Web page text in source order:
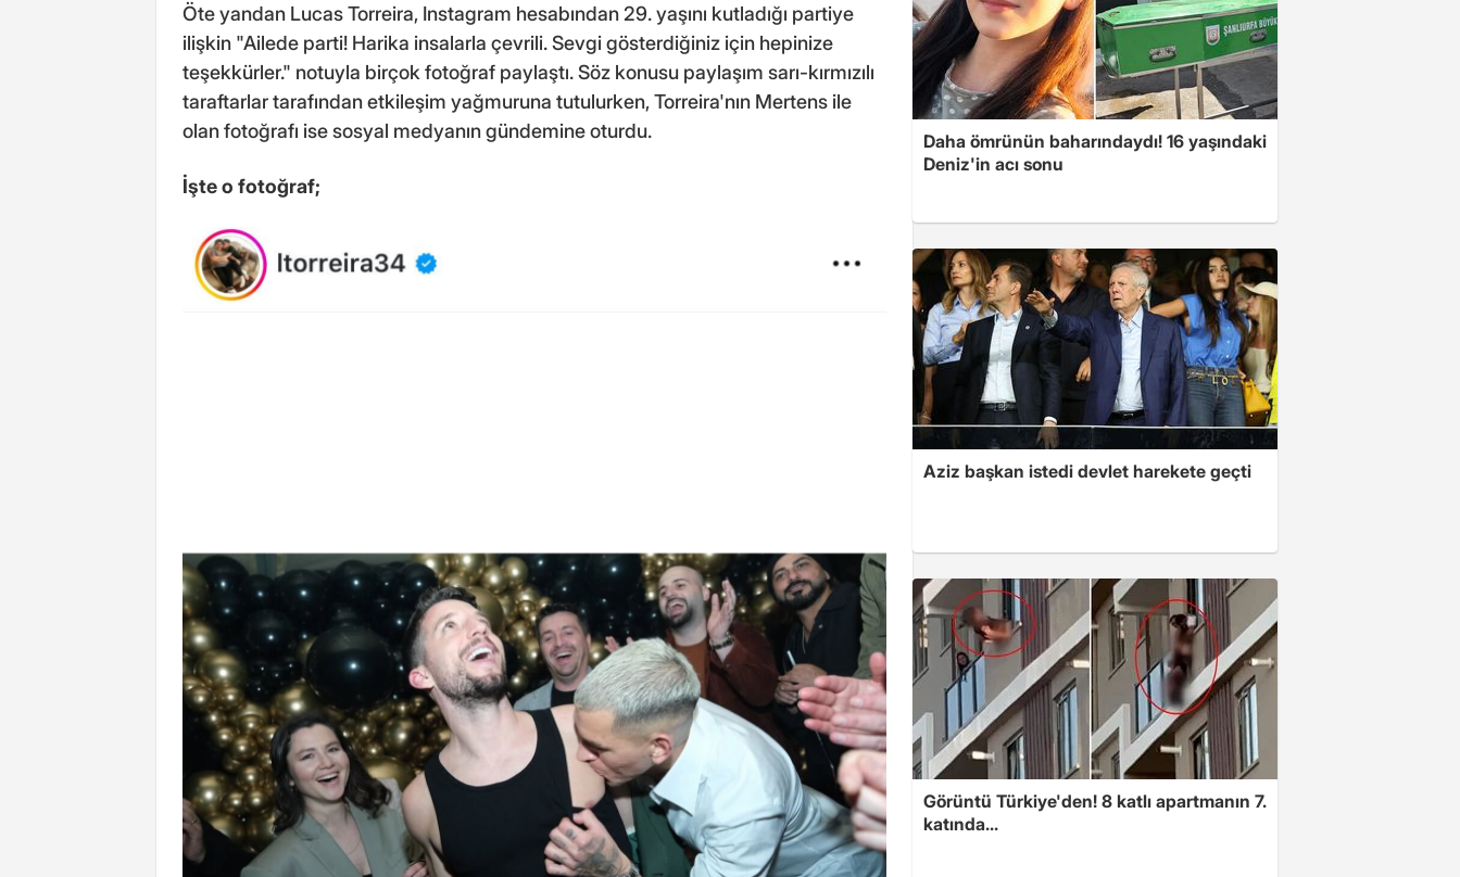
Öte yandan Lucas Torreira, Instagram hesabından 29. yaşını kutladığı partiye
ilişkin "Ailede parti! Harika insalarla çevrili. Sevgi gösterdiğiniz için hepinize
teşekkürler." notuyla birçok fotoğraf paylaştı. Söz konusu paylaşım sarı-kırmızılı
taraftarlar tarafından etkileşim yağmuruna tutulurken, Torreira'nın Mertens ile
olan fotoğrafı ise sosyal medyanın gündemine oturdu.
İşte o fotoğraf;
Daha ömrünün baharındaydı! 16 yaşındaki
Deniz'in acı sonu
Aziz başkan istedi devlet harekete geçti
Görüntü Türkiye'den! 8 katlı apartmanın 7.
katında...